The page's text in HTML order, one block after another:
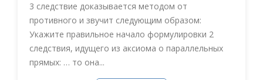
3 следствие доказывается методом от
противного и звучит следующим образом:
Укажите правильное начало формулировки 2
следствия, идущего из аксиома о параллельных
прямых: … то она...